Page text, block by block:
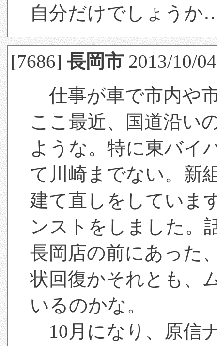
自分だけでしょうか
[7686]長岡市 2013/10/
仕事が車で市内や
ここ最近、国道沿い
ような。特に東バイ
て川崎までない。新
建て直しをしていま
ンストをしました。
長岡店の前にあった
状回復かそれとも、
いるのかな。
10月になり、原信